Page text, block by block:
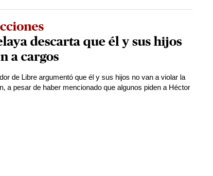
descarta que él y sus hijos
a cargos
de Libre argumentó que él y sus hijos no van a violar la
a pesar de haber mencionado que algunos piden a Héctor